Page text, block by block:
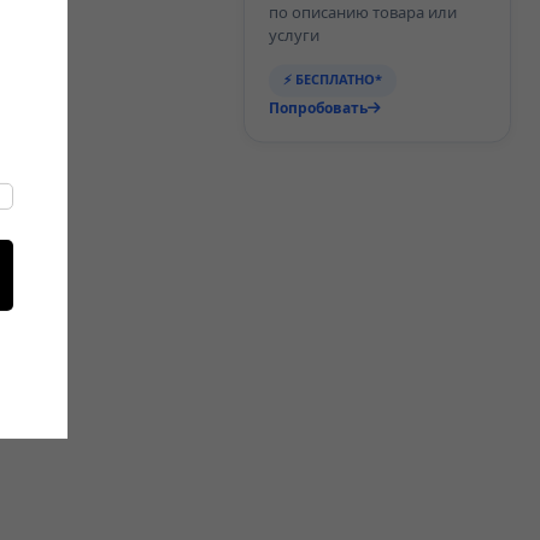
по описанию товара или
услуги
⚡ БЕСПЛАТНО*
Попробовать